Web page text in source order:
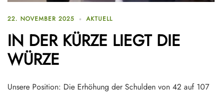
22. NOVEMBER 2025 AKTUELL
IN DER KÜRZE LIEGT DIE
WÜRZE
Unsere Position: Die Erhöhung der Schulden von 42 auf 107